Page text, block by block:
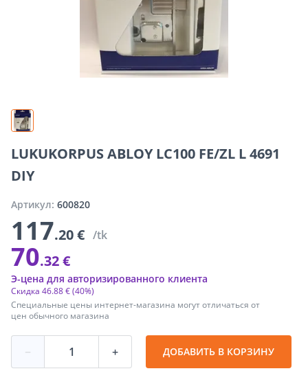
LUKUKORPUS ABLOY LC100 FE/ZL L 4691
DIY
Артикул: 600820
117.20 € /tk
70.32 €
Специальные цены интернет-магазина могут отличаться от
цен обычного магазина
Скидка 46.88 €(40%)
Э-цена для авторизированного клиента
− + ДОБАВИТЬ В КОРЗИНУ